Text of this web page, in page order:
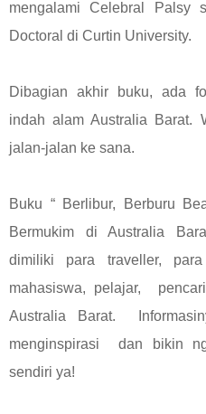
mengalami Celebral Palsy
Doctoral di Curtin University.
Dibagian akhir buku, ada
indah alam Australia Barat.
jalan-jalan ke sana.
Buku “ Berlibur, Berburu
Bermukim di Australia
dimiliki para traveller,
mahasiswa, pelajar,
Australia Barat.
menginspirasi dan bikin
sendiri ya!